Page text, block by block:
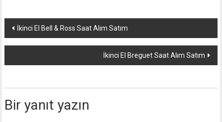
Yazı
dolaşımı
İkinci El Bell & Ross Saat Alım Satım
İkinci El Breguet Saat Alım Satım
Bir yanıt yazın